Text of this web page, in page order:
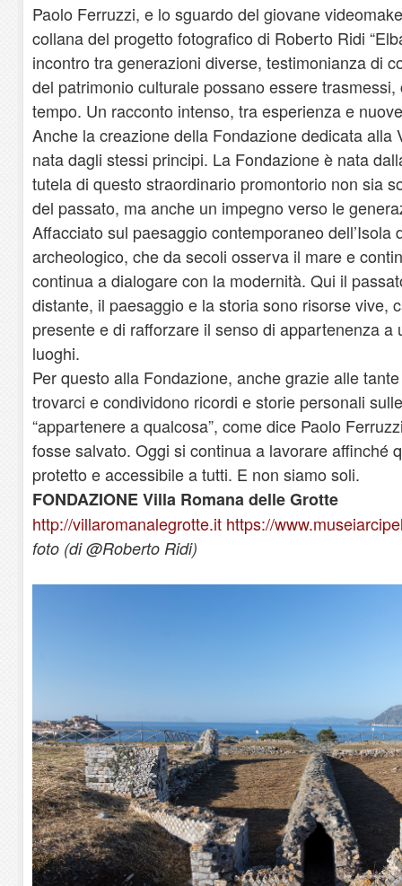
Paolo Ferruzzi, e lo sguardo del giovane
collana del progetto fotografico di Roberto Ridi
incontro tra generazioni diverse, testimonianza di
del patrimonio culturale possano essere
tempo. Un racconto intenso, tra esperienza e
Anche la creazione della Fondazione dedicata alla
nata dagli stessi principi. La Fondazione è nata
tutela di questo straordinario promontorio non sia
del passato, ma anche un impegno verso le
Affacciato sul paesaggio contemporaneo dell’Isola
archeologico, che da secoli osserva il mare e
continua a dialogare con la modernità. Qui il
distante, il paesaggio e la storia sono risorse vive,
presente e di rafforzare il senso di appartenenza a
luoghi.
Per questo alla Fondazione, anche grazie alle
trovarci e condividono ricordi e storie personali
“appartenere a qualcosa”, come dice Paolo
fosse salvato. Oggi si continua a lavorare affinché
protetto e accessibile a tutti. E non siamo soli.
FONDAZIONE Villa Romana delle Grotte
http://villaromanalegrotte.it https://
foto (di @Roberto Ridi)